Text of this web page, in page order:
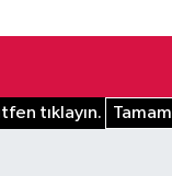
tıklayın. Tamam